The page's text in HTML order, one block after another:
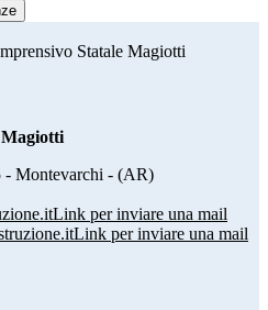
Statale Magiotti
- Montevarchi - (AR)
Link per inviare una mail
Link per inviare una mail